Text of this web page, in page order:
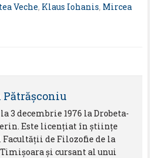
Veche, Klaus Iohanis, Mircea
3 decembrie 1976 la Drobeta-
Este licenţiat în ştiinţe
de Filozofie de la
şi cursant al unui